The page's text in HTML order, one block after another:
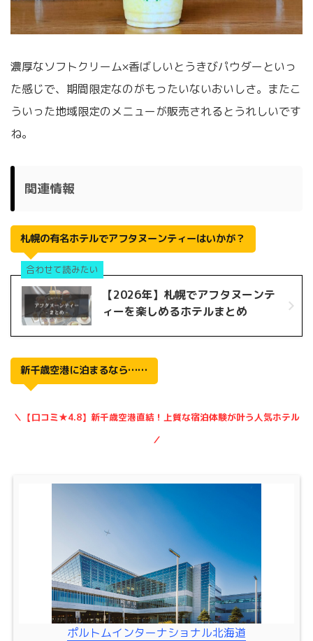
濃厚なソフトクリーム×香ばしいとうきびパウダーといっ
た感じで、期間限定なのがもったいないおいしさ。またこ
ういった地域限定のメニューが販売されるとうれしいです
ね。
関連情報
札幌の有名ホテルでアフタヌーンティーはいかが？
【2026年】札幌でアフタヌーンテ
ィーを楽しめるホテルまとめ
合わせて読みたい
新千歳空港に泊まるなら……
＼【口コミ★4.8】新千歳空港直結！上質な宿泊体験が叶う人気ホテル
／
ポルトムインターナショナル北海道